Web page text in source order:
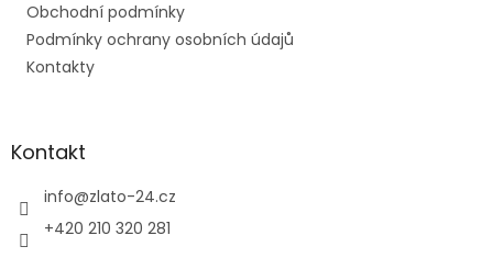
Obchodní podmínky
Podmínky ochrany osobních údajů
Kontakty
Kontakt
info@zlato-24.cz
+420 210 320 281